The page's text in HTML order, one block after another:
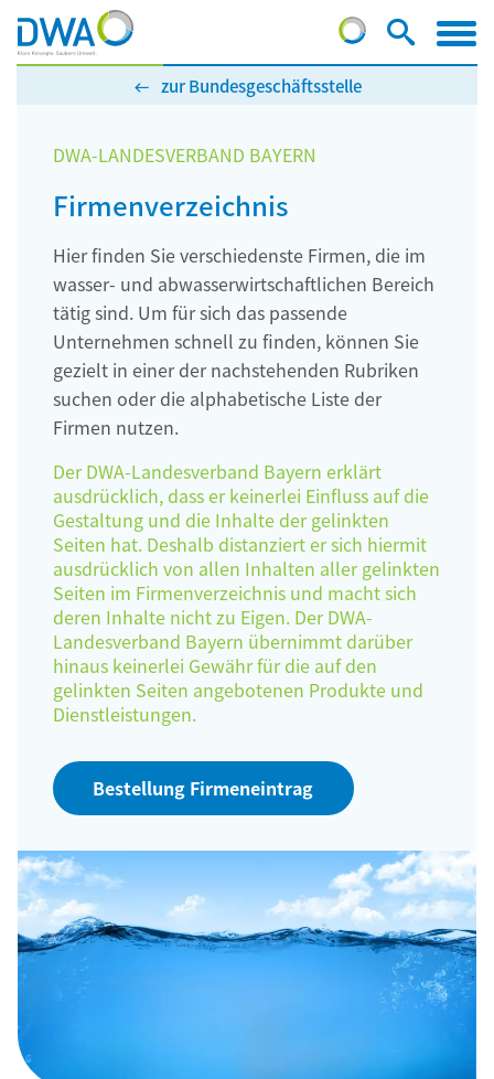
zur Bundesgeschäftsstelle
DWA-LANDESVERBAND BAYERN
Firmenverzeichnis
Hier finden Sie verschiedenste Firmen, die im
wasser- und abwasserwirtschaftlichen Bereich
tätig sind. Um für sich das passende
Unternehmen schnell zu finden, können Sie
gezielt in einer der nachstehenden Rubriken
suchen oder die alphabetische Liste der
Firmen nutzen.
Der DWA-Landesverband Bayern erklärt
ausdrücklich, dass er keinerlei Einfluss auf die
Gestaltung und die Inhalte der gelinkten
Seiten hat. Deshalb distanziert er sich hiermit
ausdrücklich von allen Inhalten aller gelinkten
Seiten im Firmenverzeichnis und macht sich
deren Inhalte nicht zu Eigen. Der DWA-
Landesverband Bayern übernimmt darüber
hinaus keinerlei Gewähr für die auf den
gelinkten Seiten angebotenen Produkte und
Dienstleistungen.
Bestellung Firmeneintrag